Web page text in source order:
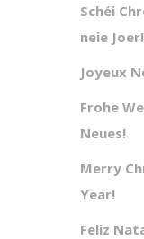
Schéi
neie Joer!
Joyeux
Frohe
Neues!
Merry
Year!
Feliz